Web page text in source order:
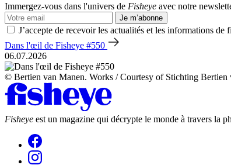
Immergez-vous dans l'univers de Fisheye avec notre
Je m’abonne
J’accepte de recevoir les actualités et les informations de
Dans l'œil de Fisheye #550
06.07.2026
© Bertien van Manen. Works / Courtesy of Stichting Bertien
Fisheye est un magazine qui décrypte le monde à travers la